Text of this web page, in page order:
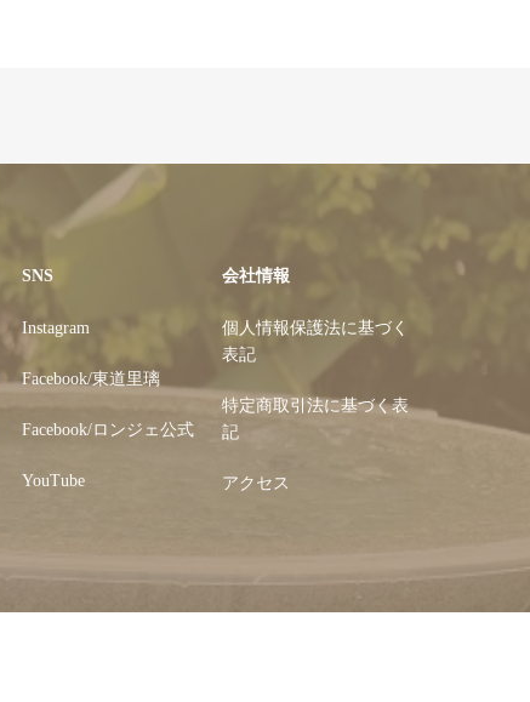
SNS
Instagram
Facebook/東道里璃
Facebook/ロンジェ公式
YouTube
会社情報
個人情報保護法に基づく
表記
特定商取引法に基づく表
記
アクセス